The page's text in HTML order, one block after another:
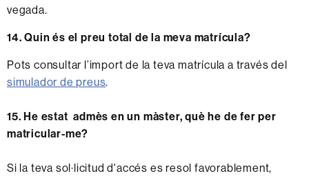
vegada.
14. Quin és el preu total de la meva matrícula?
Pots consultar l’import de la teva matrícula a través del
simulador de preus.
15. He estat admès en un màster, què he de fer per
matricular-me?
Si la teva sol·licitud d'accés es resol favorablement,